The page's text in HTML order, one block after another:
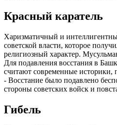
Красный каратель
Харизматичный и
советской власти, которое
религиозный характер.
Для подавления восстания в
считают современные историки,
- Восстание было подавлено
стороны советских войск и
Гибель